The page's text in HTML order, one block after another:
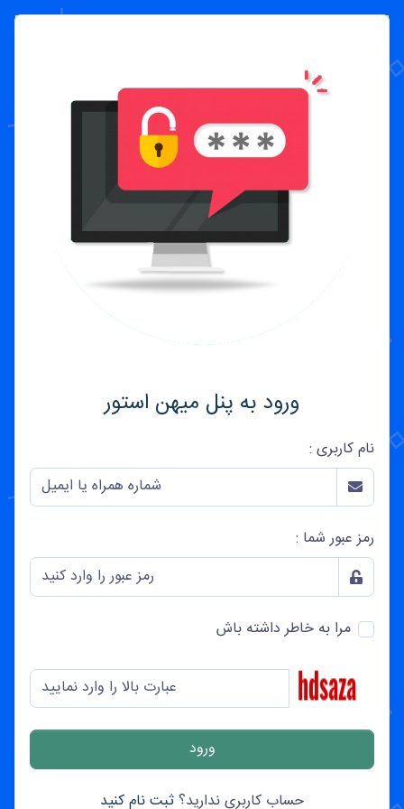
ورود به پنل میهن استور
نام کاربری :
رمز عبور شما :
مرا به خاطر داشته باش
حساب کاربری ندارید؟ثبت نام کنید